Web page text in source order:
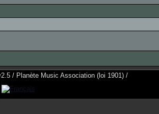
/ Planète Music Association (loi 1901) /